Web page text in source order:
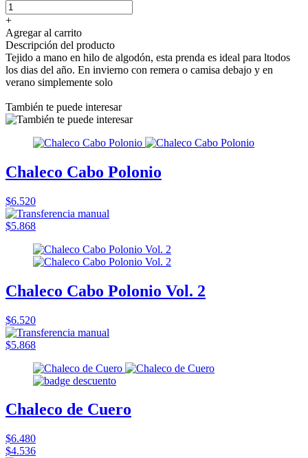
+
Agregar al carrito
Descripción del producto
Tejido a mano en hilo de algodón, esta prenda es ideal para ltodos
los dias del año. En invierno con remera o camisa debajo y en
verano simplemente solo
También te puede interesar
Chaleco Cabo Polonio
$6.520
$5.868
Chaleco Cabo Polonio Vol. 2
$6.520
$5.868
Chaleco de Cuero
$6.480
$4.536